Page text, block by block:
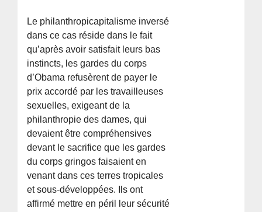
Le philanthropicapitalisme inversé
dans ce cas réside dans le fait
qu’après avoir satisfait leurs bas
instincts, les gardes du corps
d’Obama refusèrent de payer le
prix accordé par les travailleuses
sexuelles, exigeant de la
philanthropie des dames, qui
devaient être compréhensives
devant le sacrifice que les gardes
du corps gringos faisaient en
venant dans ces terres tropicales
et sous-développées. Ils ont
affirmé mettre en péril leur sécurité